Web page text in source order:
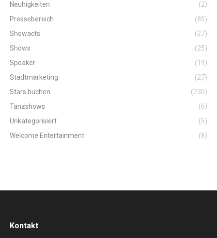
Neuhigkeiten
(2)
Pressebereich
(85)
Showacts
(27)
Shows
(25)
Speaker
(19)
Stadtmarketing
(27)
Stars buchen
(230)
Tanzshows
(6)
Unkategorisiert
(5)
Welcome Entertainment
(8)
Kontakt